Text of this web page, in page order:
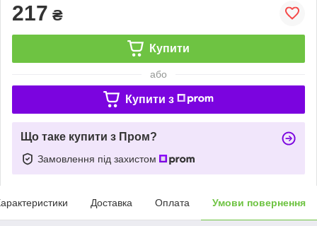
217 ₴
Купити
або
Купити з
Що таке купити з Пром?
Замовлення під захистом
Доставка Оплата Умови повернення